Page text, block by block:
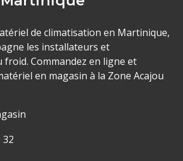
de climatisation en Martinique,
les installateurs et
Commandez en ligne et
en magasin à la Zone Acajou
32